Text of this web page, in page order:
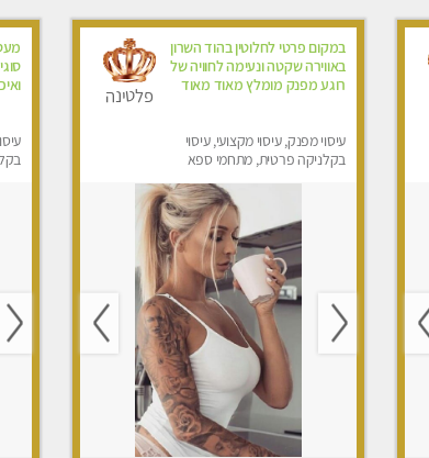
במקום פרטי לחלוטין בהוד השרון
באווירה שקטה ונעימה לחוויה של
רוגע מפנק מומלץ מאוד מאוד
עיסוי מפנק, עיסוי מקצועי, עיסוי
בקלניקה פרטית, מתחמי ספא
פלטינה